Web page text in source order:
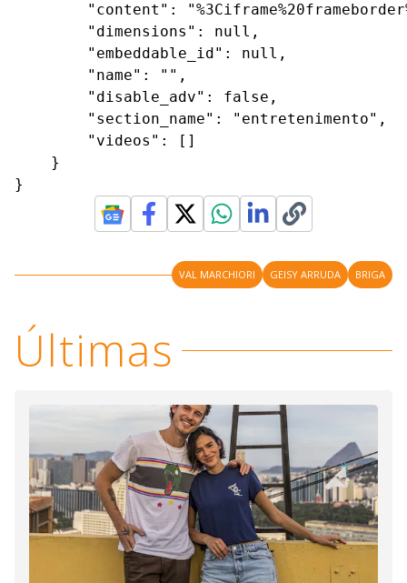
"content":
        "dimensions": null,
        "embeddable_id": null,
        "name": "",
        "disable_adv": false,
        "section_name": "entretenimento",
        "videos": []
    }
}
VAL MARCHIORI GEISY ARRUDA BRIGA
Últimas